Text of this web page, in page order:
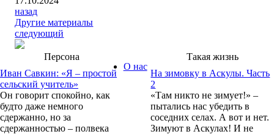
назад
Другие материалы
следующий
Персона
Иван Савкин: «Я – простой
сельский учитель»
Он говорит спокойно, как
будто даже немного
сдержанно, но за
сдержанностью – полвека
Такая жизнь
На зимовку в Аскулы. Часть
2
«Там никто не зимует!» –
пытались нас убедить в
соседних селах. А вот и нет.
Зимуют в Аскулах! И не
О нас